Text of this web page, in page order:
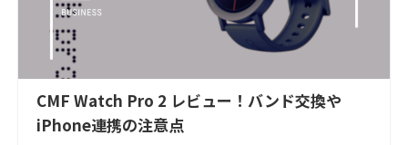
CMF Watch Pro 2 レビュー！バンド交換や
iPhone連携の注意点